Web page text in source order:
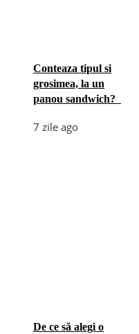
Conteaza tipul si
grosimea, la un
panou sandwich?
7 zile ago
De ce să alegi o